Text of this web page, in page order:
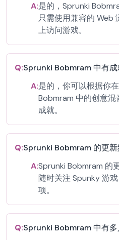
A:是的，Sprunki
只需使用兼容的 Web
上访问游戏。
Q:Sprunki Bobmram 中有成
A:是的，你可以根据你
Bobmram 中的创意
成就。
Q:Sprunki Bobmram 的更新
A:Sprunki Bobmram 的
随时关注 Spunky 游
项。
Q:Sprunki Bobmram 中有多